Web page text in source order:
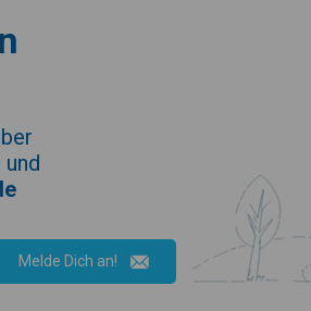
Melde Dich an!